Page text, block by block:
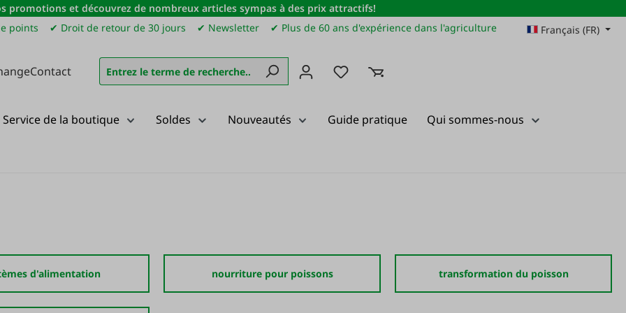
promotions et découvrez de nombreux articles sympas à des prix attractifs!
points ✔ Droit de retour de 30 jours ✔ Newsletter ✔ Plus de 60 ans d'expérience dans l'agriculture Français (FR)
Contact Vous avez 0 articles dans votre liste de souhaits
Service de la boutique Soldes Nouveautés Guide pratique Qui sommes-nous
d'alimentation nourriture pour poissons transformation du poisson